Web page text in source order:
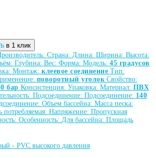
в 1 клик
Страна: Длина: Ширина: Высота:
Глубина: Вес: Форма: Модель: 45 градусов
Монтаж: клеевое соединение Тип:
поворотный уголок Свойство:
бар Консистенция: Упаковка: Материал: ПВХ
Подсоединение: Подсоединение: 140
Объем бассейна: Масса песка:
Напряжение: Пропускная
Особенность: Для бассейна: Площадь
- PVC высокого давления